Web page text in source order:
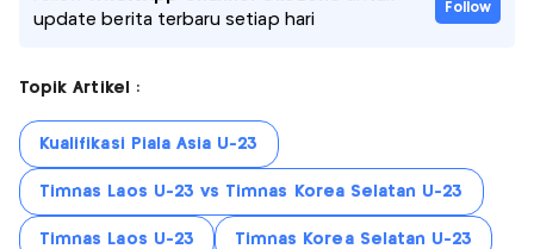
update berita terbaru setiap hari
Follow
Topik Artikel :
Kualifikasi Piala Asia U-23
Timnas Laos U-23 vs Timnas Korea Selatan U-23
Timnas Laos U-23 Timnas Korea Selatan U-23